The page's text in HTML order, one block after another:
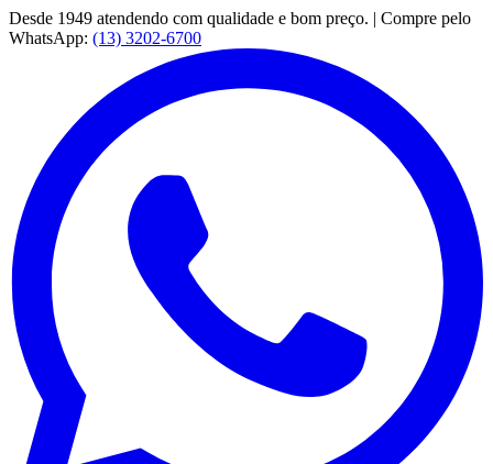
Desde 1949 atendendo com qualidade e bom preço. | Compre pelo
WhatsApp: (13) 3202-6700